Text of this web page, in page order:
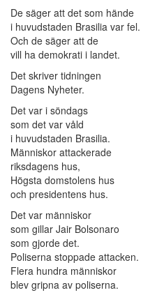
De säger att det som hände
i huvudstaden Brasilia var fel.
Och de säger att de
vill ha demokrati i landet.
Det skriver tidningen
Dagens Nyheter.
Det var i söndags
som det var våld
i huvudstaden Brasilia.
Människor attackerade
riksdagens hus,
Högsta domstolens hus
och presidentens hus.
Det var människor
som gillar Jair Bolsonaro
som gjorde det.
Poliserna stoppade attacken.
Flera hundra människor
blev gripna av poliserna.